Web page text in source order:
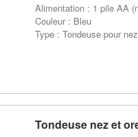
Alimentation : 1 pile AA
Couleur : Bleu
Type : Tondeuse pour
Tondeuse nez et